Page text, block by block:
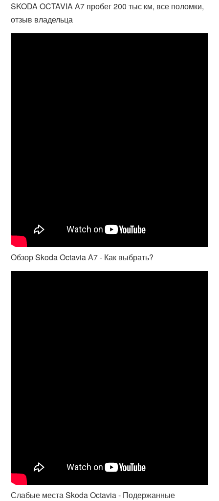
SKODA OCTAVIA A7 пробег 200 тыс км, все поломки,
отзыв владельца
Обзор Skoda Octavia A7 - Как выбрать?
Слабые места Skoda Octavia - Подержанные